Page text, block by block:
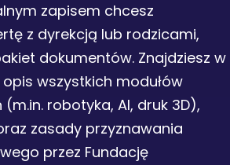
zapisem chcesz
z dyrekcją lub rodzicami,
dokumentów. Znajdziesz w
wszystkich modułów
robotyka, AI, druk 3D),
zasady przyznawania
przez Fundację